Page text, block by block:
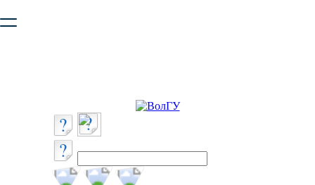
безопасную работу с сайтом. Пожалуйста